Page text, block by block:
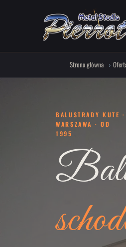
Strona główna
BALUSTRADY KUTE ·
WARSZAWA · OD
1995